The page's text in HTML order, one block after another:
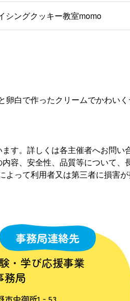
シングクッキー教室momo
白で作ったクリームでかわい
す。詳しくは各主催者へお問い
容、安全性、品質等について
って利用者又は第三者に損害
事務局連絡先
・学び応援事業
務局